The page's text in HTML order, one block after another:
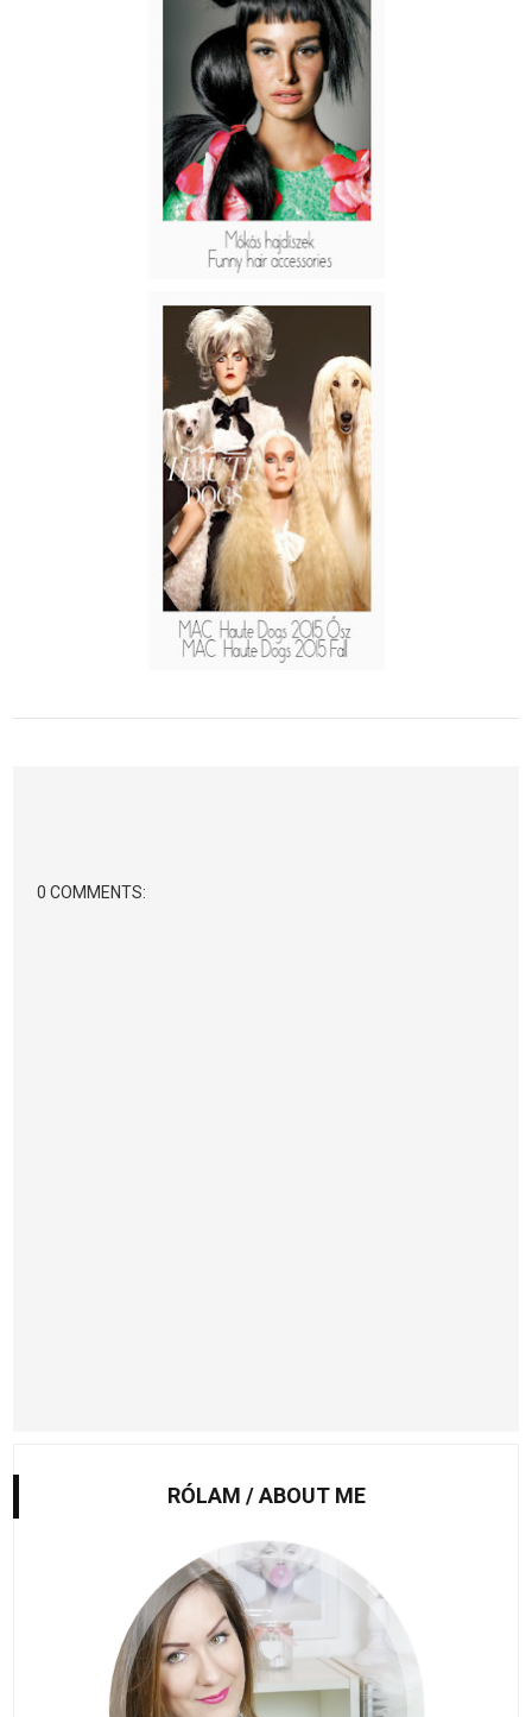
0 COMMENTS:
RÓLAM / ABOUT ME